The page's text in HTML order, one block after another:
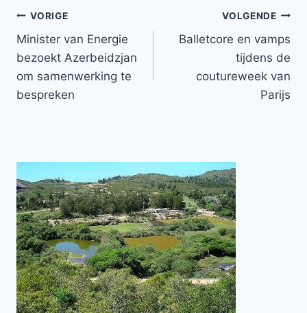
Bericht
navigatie
VORIGE
Minister van Energie
bezoekt Azerbeidzjan
om samenwerking te
bespreken
VOLGENDE
Balletcore en vamps
tijdens de
coutureweek van
Parijs